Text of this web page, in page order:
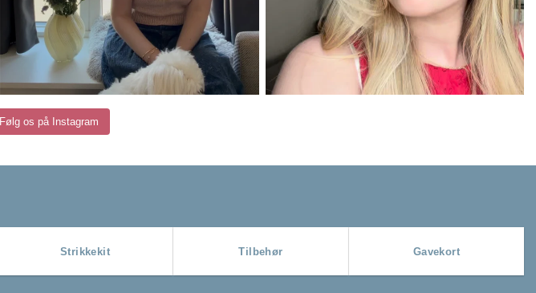
Følg os på Instagram
Strikkekit Tilbehør Gavekort